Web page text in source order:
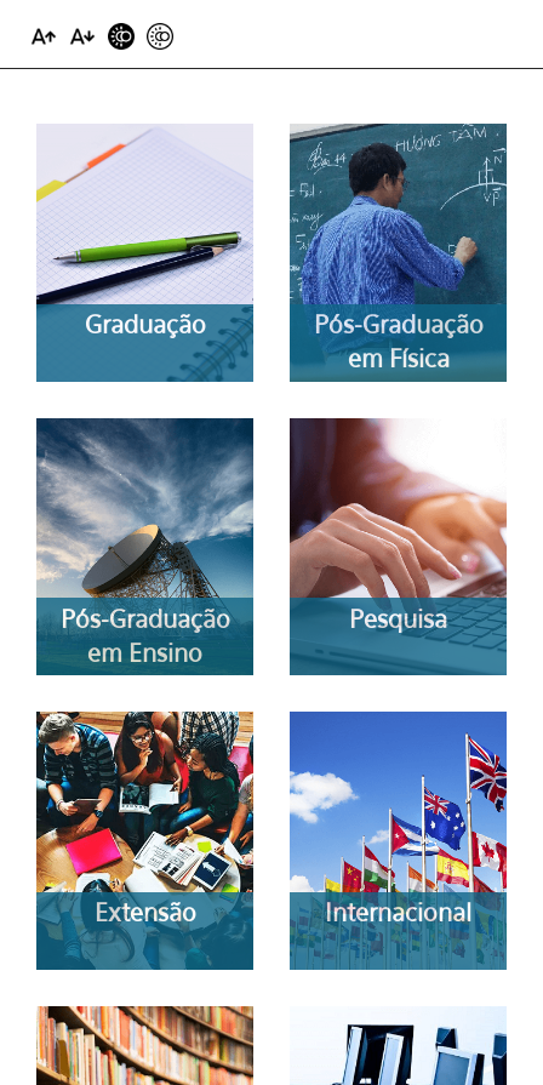
Graduação
Pós-Graduação
em Física
Pós-Graduação
em Ensino
Pesquisa
Extensão Internacional